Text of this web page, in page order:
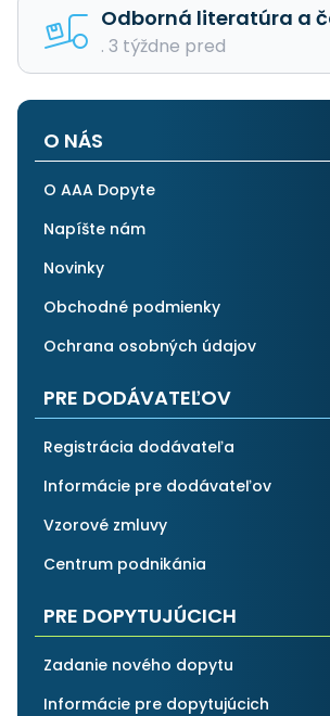
Odborná literatúra a
. 3 týždne pred
O NÁS
O AAA Dopyte
Napíšte nám
Novinky
Obchodné podmienky
Ochrana osobných údajov
PRE DODÁVATEĽOV
Registrácia dodávateľa
Informácie pre dodávateľov
Vzorové zmluvy
Centrum podnikánia
PRE DOPYTUJÚCICH
Zadanie nového dopytu
Informácie pre dopytujúcich